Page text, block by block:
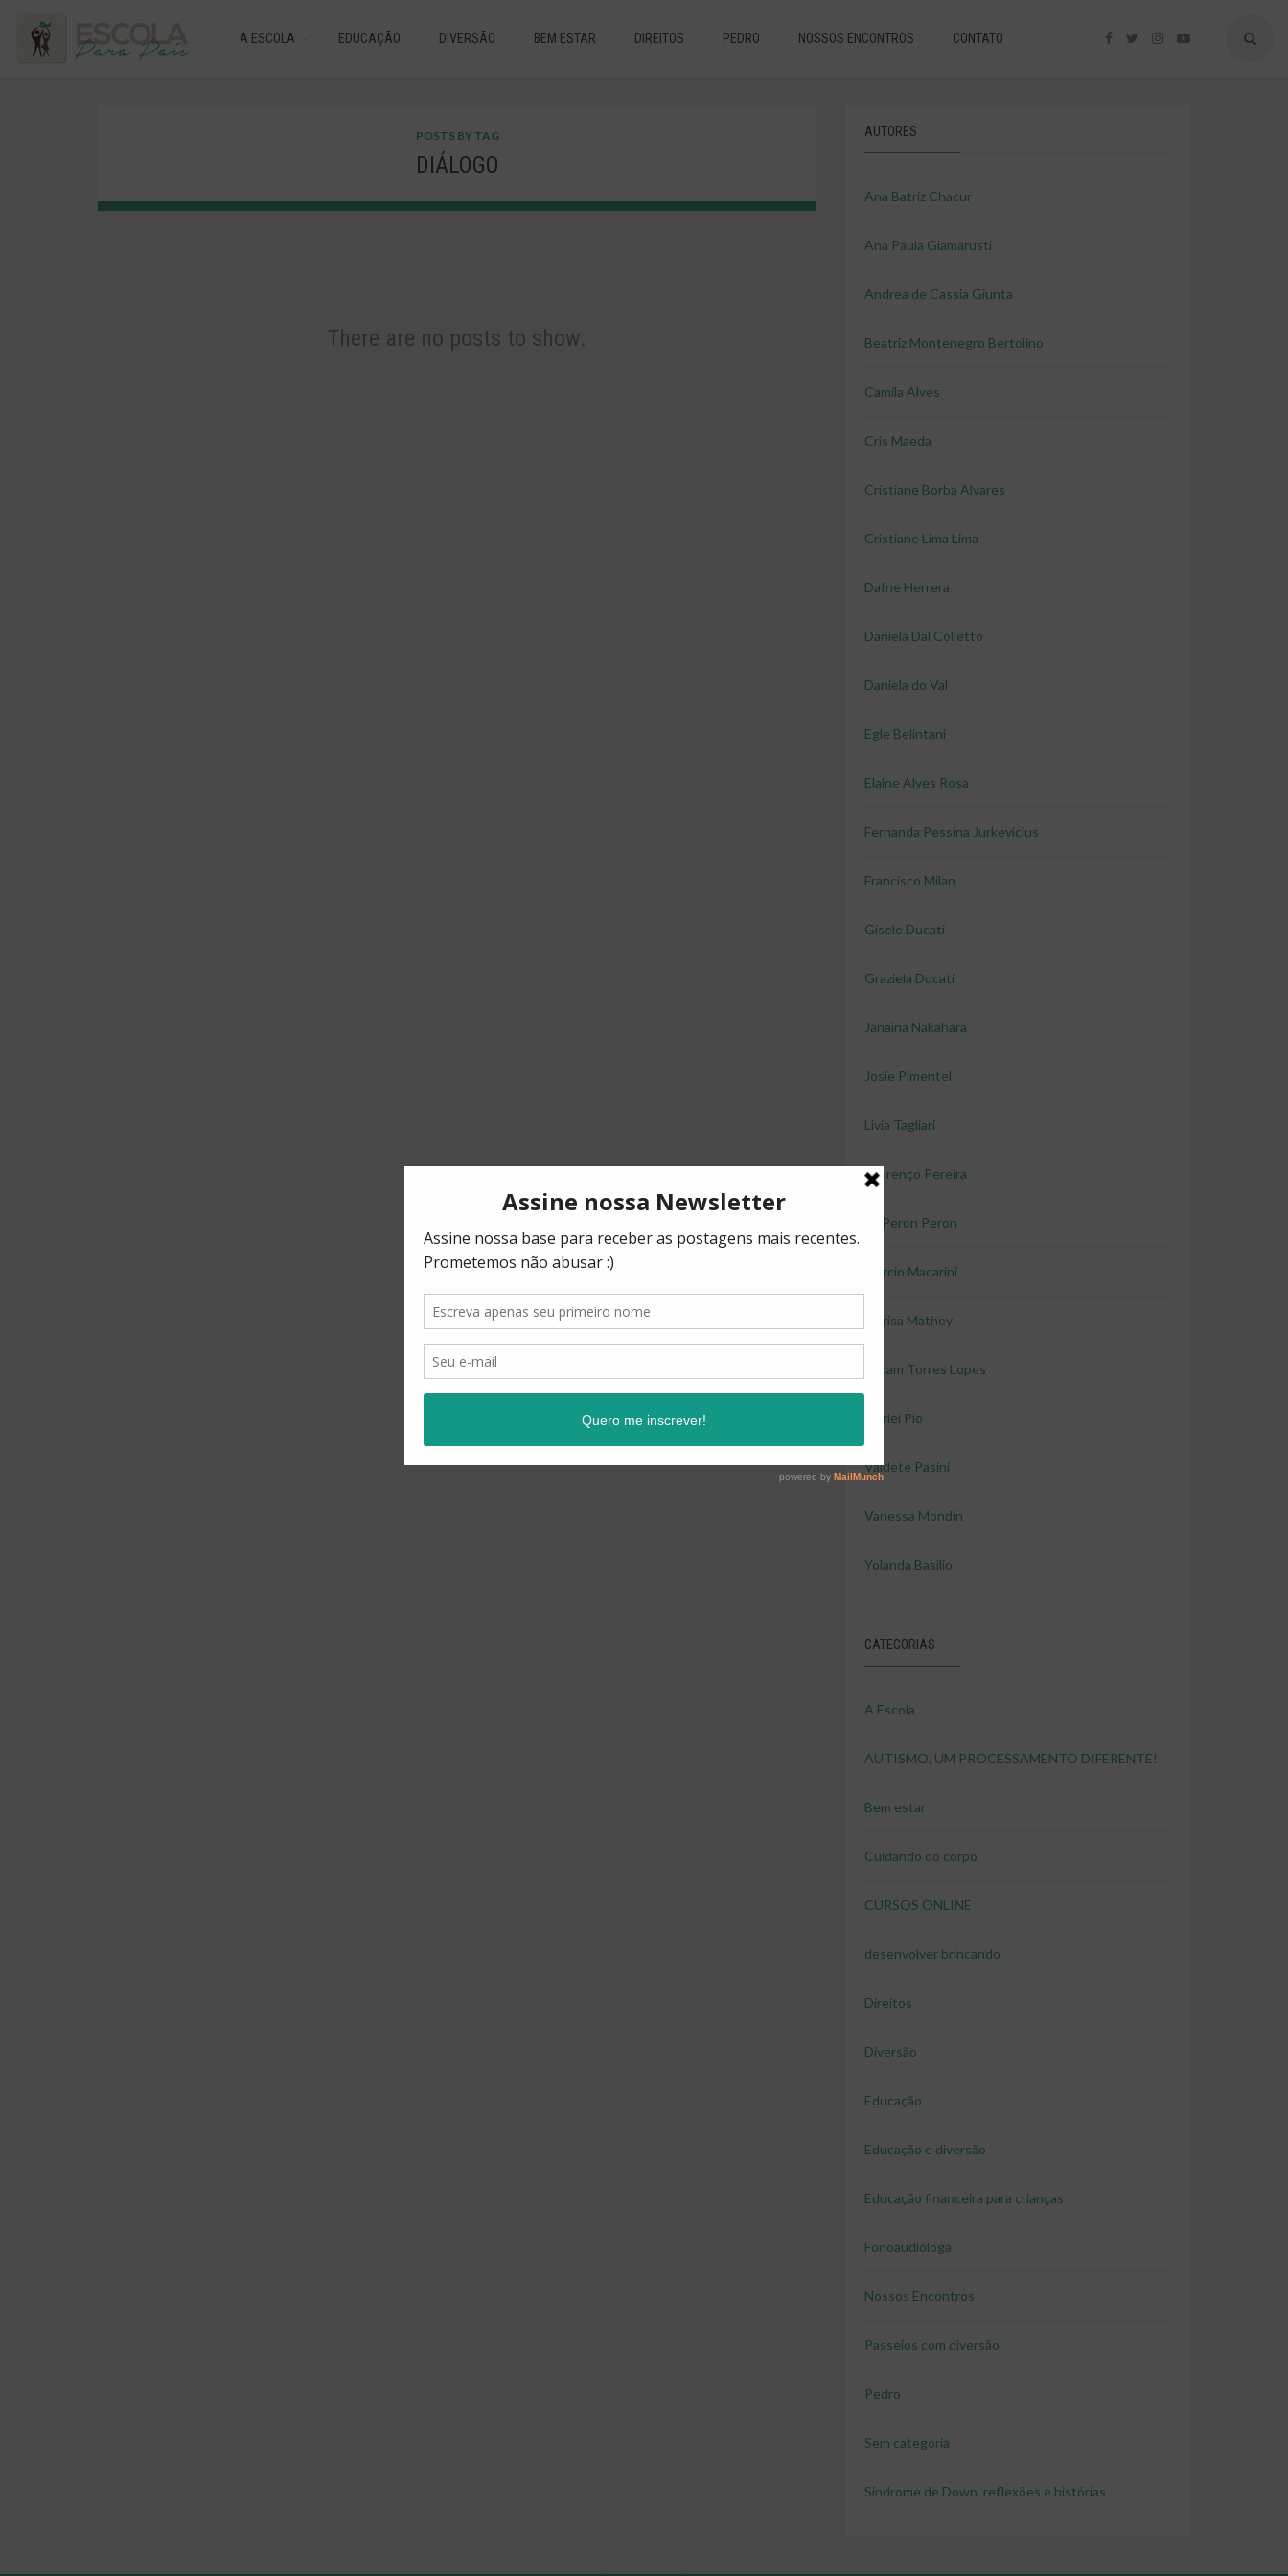
A ESCOLA EDUCAÇÃO DIVERSÃO BEM ESTAR DIREITOS PEDRO NOSSOS ENCONTROS CONTATO
POSTS BY TAG
DIÁLOGO
There are no posts to show.
AUTORES
Ana Batriz Chacur
Ana Paula Giamarusti
Andrea de Cassia Giunta
Beatriz Montenegro Bertolino
Camila Alves
Cris Maeda
Cristiane Borba Alvares
Cristiane Lima Lima
Dafne Herrera
Daniela Dal Colletto
Daniela do Val
Egle Belintani
Elaine Alves Rosa
Fernanda Pessina Jurkevicius
Francisco Milan
Gisele Ducati
Graziela Ducati
Janaina Nakahara
Josie Pimentel
Livia Tagliari
Lourenço Pereira
Lu Peron Peron
Marcio Macarini
Marisa Mathey
Miriam Torres Lopes
Shirlei Pio
Valdete Pasini
Vanessa Mondin
Yolanda Basilio
CATEGORIAS
A Escola
AUTISMO, UM PROCESSAMENTO DIFERENTE!
Bem estar
Cuidando do corpo
CURSOS ONLINE
desenvolver brincando
Direitos
Diversão
Educação
Educação e diversão
Educação financeira para crianças
Fonoaudióloga
Nossos Encontros
Passeios com diversão
Pedro
Sem categoria
Síndrome de Down, reflexões e histórias